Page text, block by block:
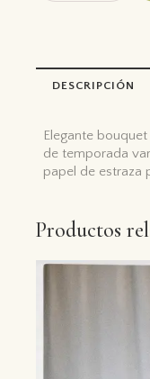
DESCRIPCIÓN
Elegante
de temporada
papel de estraza
Productos